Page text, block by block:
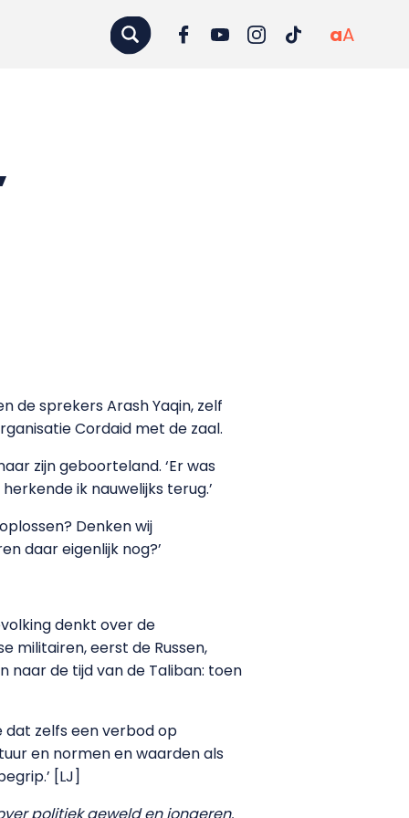
aA
de sprekers Arash Yaqin, zelf
Cordaid met de zaal.
zijn geboorteland. ‘Er was
ik nauwelijks terug.’
Denken wij
daar eigenlijk nog?’
denkt over de
militairen, eerst de Russen,
naar de tijd van de Taliban: toen
dat zelfs een verbod op
en normen en waarden als
[LJ]
politiek geweld en jongeren.